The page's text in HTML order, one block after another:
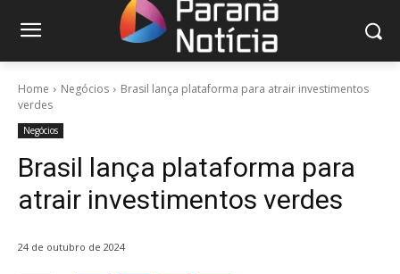
Home Negócios
Brasil lança plataforma para atrair investimentos
verdes
Negócios
Brasil lança plataforma para
atrair investimentos verdes
24 de outubro de 2024